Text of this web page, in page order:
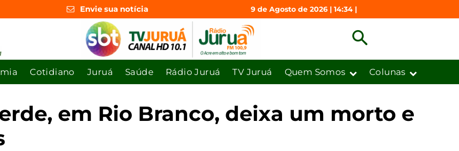
Envie sua notícia 9 de Agosto de 2026 | 14:34 |
Cotidiano Juruá Saúde Rádio Juruá TV Juruá Quem Somos Colunas
em Rio Branco, deixa um morto e